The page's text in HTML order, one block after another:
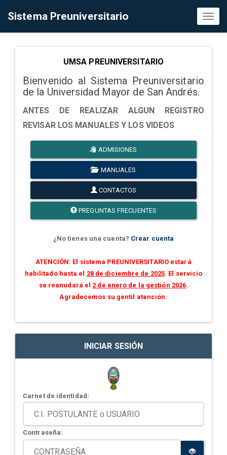
Sistema Preuniversitario
UMSA PREUNIVERSITARIO
Bienvenido al Sistema Preuniversitario
de la Universidad Mayor de San Andrés.
ANTES DE REALIZAR ALGUN REGISTRO
REVISAR LOS MANUALES Y LOS VIDEOS
ADMISIONES
MANUALES
CONTACTOS
PREGUNTAS FRECUENTES
¿No tienes una cuenta? Crear cuenta
ATENCIÓN: El sistema PREUNIVERSITARIO estará
habilitado hasta el 28 de diciembre de 2025. El servicio
se reanudará el 2 de enero de la gestión 2026.
Agradecemos su gentil atención.
INICIAR SESIÓN
Carnet de identidad:
Contraseña: